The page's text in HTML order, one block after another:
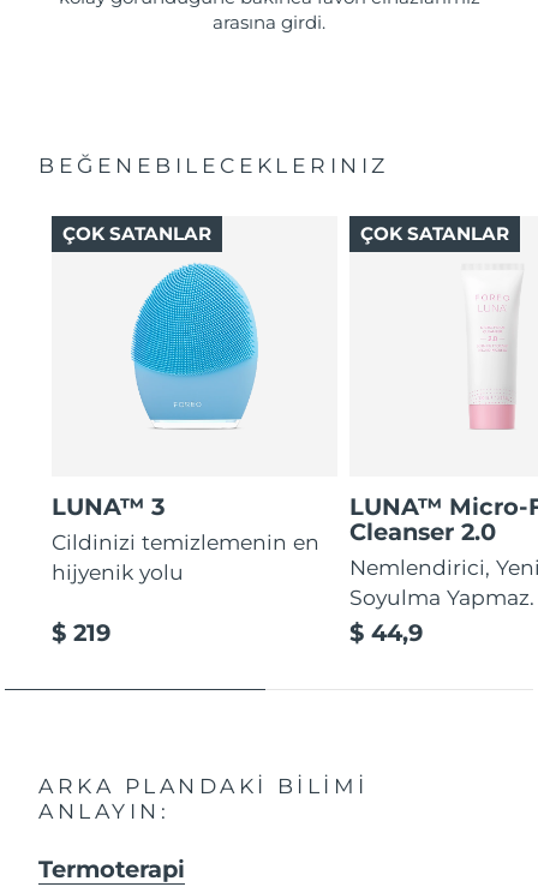
arasına girdi.
BEĞENEBILECEKLERINIZ
LUNA™ 3
Cildinizi temizlemenin en
hijyenik yolu
$ 219
ÇOK SATANLAR
LUNA™ Micro-
Cleanser 2.0
Nemlendirici,
Soyulma Yapmaz.
$ 44,9
ÇOK SATANLAR
ARKA PLANDAKI BILIMI
ANLAYIN:
Termoterapi